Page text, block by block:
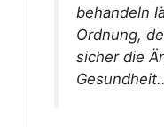
behandeln
Ordnung,
sicher die
Gesundheit..